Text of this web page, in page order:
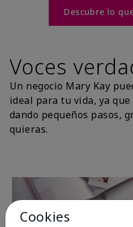
Descubre lo
Voces
Un negocio Mary Kay
ideal para tu vida, ya
dando pequeños pasos,
quieras.
Cookies